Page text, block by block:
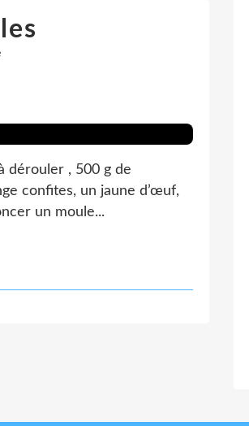
dérouler , 500 g de
confites, un jaune d’œuf,
un moule...